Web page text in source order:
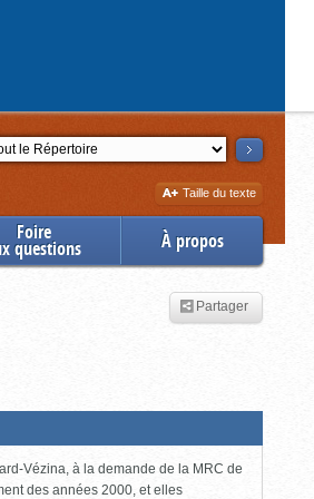
Augmenter
la
Taille du texte
Foire
questions À propos
Partager
Vézina, à la demande de la MRC de
des années 2000, et elles